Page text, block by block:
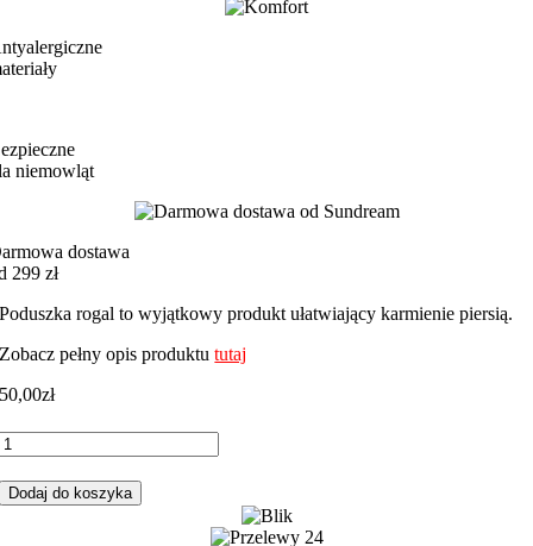
niemowląt
dostawa
299 zł
Poduszka rogal to wyjątkowy produkt ułatwiający karmienie piersią.
Zobacz pełny opis produktututaj
50,00zł
Dodaj do koszyka